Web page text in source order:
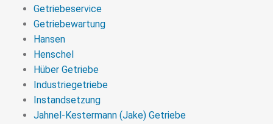
Getriebeservice
Getriebewartung
Hansen
Henschel
Hüber Getriebe
Industriegetriebe
Instandsetzung
Jahnel-Kestermann (Jake) Getriebe